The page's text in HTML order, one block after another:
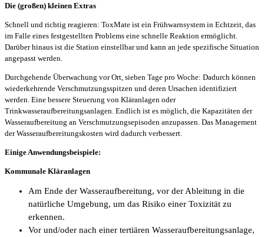
Die (großen) kleinen Extras
Schnell und richtig reagieren: ToxMate ist ein Frühwarnsystem in Echtzeit, das
im Falle eines festgestellten Problems eine schnelle Reaktion ermöglicht.
Darüber hinaus ist die Station einstellbar und kann an jede spezifische Situation
angepasst werden.
Durchgehende Überwachung vor Ort, sieben Tage pro Woche: Dadurch können
wiederkehrende Verschmutzungsspitzen und deren Ursachen identifiziert
werden. Eine bessere Steuerung von Kläranlagen oder
Trinkwasseraufbereitungsanlagen. Endlich ist es möglich, die Kapazitäten der
Wasseraufbereitung an Verschmutzungsepisoden anzupassen. Das Management
der Wasseraufbereitungskosten wird dadurch verbessert.
Einige Anwendungsbeispiele:
Kommunale Kläranlagen
Am Ende der Wasseraufbereitung, vor der Ableitung in die
natürliche Umgebung, um das Risiko einer Toxizität zu
erkennen.
Vor und/oder nach einer tertiären Wasseraufbereitungsanlage,